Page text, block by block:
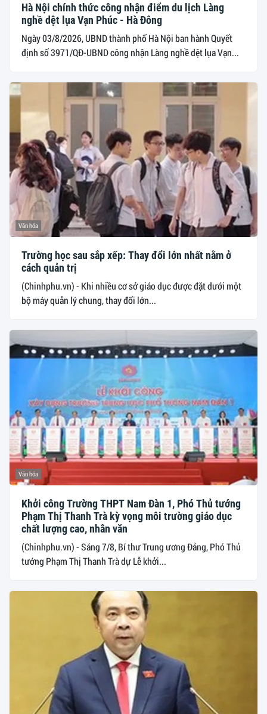
Hà Nội chính thức công nhận điểm du lịch Làng
nghề dệt lụa Vạn Phúc - Hà Đông
Ngày 03/8/2026, UBND thành phố Hà Nội ban hành Quyết
định số 3971/QĐ-UBND công nhận Làng nghề dệt lụa Vạn...
Văn hóa
Trường học sau sắp xếp: Thay đổi lớn nhất nằm ở
cách quản trị
(Chinhphu.vn) - Khi nhiều cơ sở giáo dục được đặt dưới một
bộ máy quản lý chung, thay đổi lớn...
Văn hóa
Khởi công Trường THPT Nam Đàn 1, Phó Thủ tướng
Phạm Thị Thanh Trà kỳ vọng môi trường giáo dục
chất lượng cao, nhân văn
(Chinhphu.vn) - Sáng 7/8, Bí thư Trung ương Đảng, Phó Thủ
tướng Phạm Thị Thanh Trà dự Lễ khởi...